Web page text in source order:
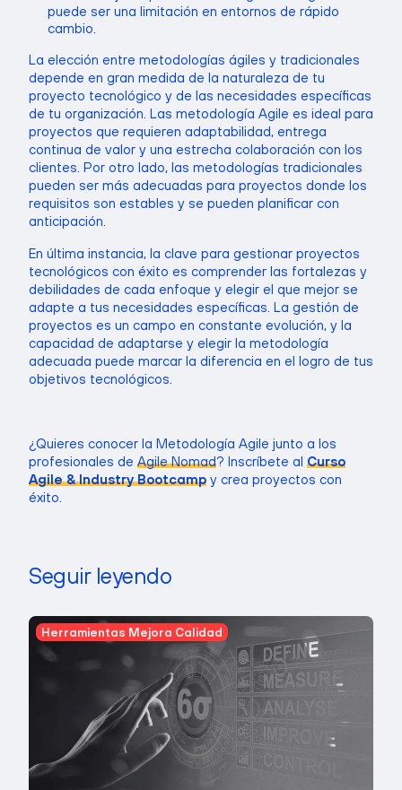
puede ser una limitación en entornos de rápido
cambio.
La elección entre metodologías ágiles y tradicionales
depende en gran medida de la naturaleza de tu
proyecto tecnológico y de las necesidades específicas
de tu organización. Las metodología Agile es ideal para
proyectos que requieren adaptabilidad, entrega
continua de valor y una estrecha colaboración con los
clientes. Por otro lado, las metodologías tradicionales
pueden ser más adecuadas para proyectos donde los
requisitos son estables y se pueden planificar con
anticipación.
En última instancia, la clave para gestionar proyectos
tecnológicos con éxito es comprender las fortalezas y
debilidades de cada enfoque y elegir el que mejor se
adapte a tus necesidades específicas. La gestión de
proyectos es un campo en constante evolución, y la
capacidad de adaptarse y elegir la metodología
adecuada puede marcar la diferencia en el logro de tus
objetivos tecnológicos.
¿Quieres conocer la Metodología Agile junto a los
profesionales de Agile Nomad? Inscríbete al Curso
Agile & Industry Bootcamp y crea proyectos con
éxito.
Seguir leyendo
Herramientas Mejora Calidad